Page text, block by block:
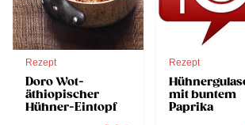
Rezept
Doro Wot-
äthiopischer
Hühner-Eintopf
Rezept
mit buntem
Paprika